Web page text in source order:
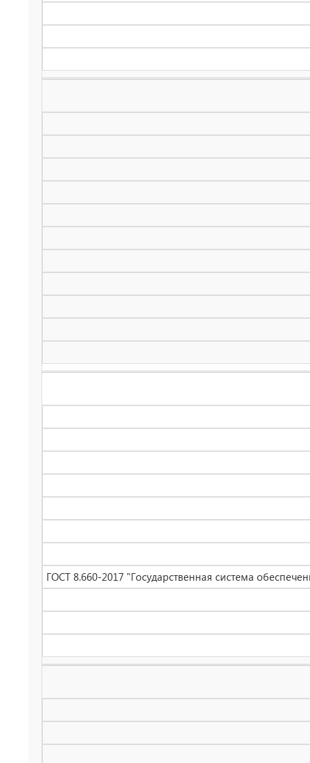
ГОСТ 8.660-2017 "Государственная система